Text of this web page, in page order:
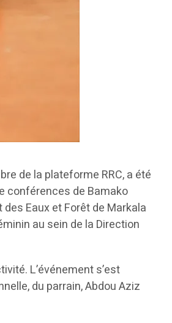
de la plateforme RRC, a été
conférences de Bamako
Eaux et Forêt de Markala
au sein de la Direction
L’événement s’est
du parrain, Abdou Aziz